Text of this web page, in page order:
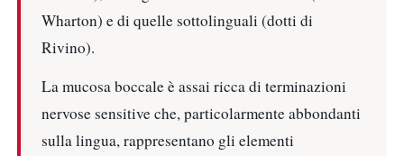
Wharton) e di quelle sottolinguali (dotti di
Rivino).
La mucosa boccale è assai ricca di terminazioni
nervose sensitive che, particolarmente abbondanti
sulla lingua, rappresentano gli elementi